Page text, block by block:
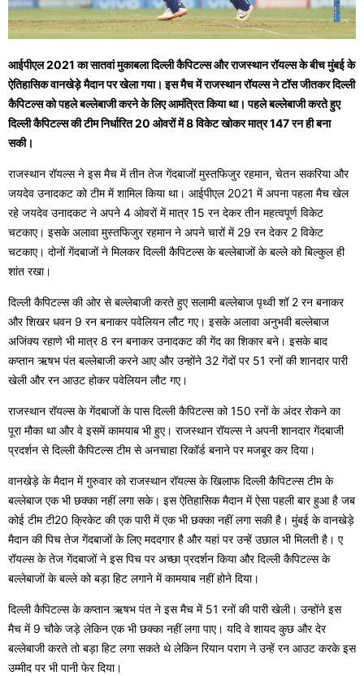
आईपीएल 2021 का सातवां मुकाबला दिल्ली कैपिटल्स और राजस्थान रॉयल्स के बीच मुंबई के
ऐतिहासिक वानखेड़े मैदान पर खेला गया। इस मैच में राजस्थान रॉयल्स ने टॉस जीतकर दिल्ली
कैपिटल्स को पहले बल्लेबाजी करने के लिए आमंत्रित किया था। पहले बल्लेबाजी करते हुए
दिल्ली कैपिटल्स की टीम निर्धारित 20 ओवरों में 8 विकेट खोकर मात्र 147 रन ही बना
सकी।
राजस्थान रॉयल्स ने इस मैच में तीन तेज गेंदबाजों मुस्तफिजुर रहमान, चेतन सकरिया और
जयदेव उनादकट को टीम में शामिल किया था। आईपीएल 2021 में अपना पहला मैच खेल
रहे जयदेव उनादकट ने अपने 4 ओवरों में मात्र 15 रन देकर तीन महत्वपूर्ण विकेट
चटकाए। इसके अलावा मुस्तफिजुर रहमान ने अपने चारों में 29 रन देकर 2 विकेट
चटकाए। दोनों गेंदबाजों ने मिलकर दिल्ली कैपिटल्स के बल्लेबाजों के बल्ले को बिल्कुल ही
शांत रखा।
दिल्ली कैपिटल्स की ओर से बल्लेबाजी करते हुए सलामी बल्लेबाज पृथ्वी शॉ 2 रन बनाकर
और शिखर धवन 9 रन बनाकर पवेलियन लौट गए। इसके अलावा अनुभवी बल्लेबाज
अजिंक्य रहाणे भी मात्र 8 रन बनाकर उनादकट की गेंद का शिकार बने। इसके बाद
कप्तान ऋषभ पंत बल्लेबाजी करने आए और उन्होंने 32 गेंदों पर 51 रनों की शानदार पारी
खेली और रन आउट होकर पवेलियन लौट गए।
राजस्थान रॉयल्स के गेंदबाजों के पास दिल्ली कैपिटल्स को 150 रनों के अंदर रोकने का
पूरा मौका था और वे इसमें कामयाब भी हुए। राजस्थान रॉयल्स ने अपनी शानदार गेंदबाजी
प्रदर्शन से दिल्ली कैपिटल्स टीम से अनचाहा रिकॉर्ड बनाने पर मजबूर कर दिया।
वानखेड़े के मैदान में गुरुवार को राजस्थान रॉयल्स के खिलाफ दिल्ली कैपिटल्स टीम के
बल्लेबाज एक भी छक्का नहीं लगा सके। इस ऐतिहासिक मैदान में ऐसा पहली बार हुआ है जब
कोई टीम टी20 क्रिकेट की एक पारी में एक भी छक्का नहीं लगा सकी है। मुंबई के वानखेड़े
मैदान की पिच तेज गेंदबाजों के लिए मददगार है और यहां पर उन्हें उछाल भी मिलती है। ए
रॉयल्स के तेज गेंदबाजों ने इस पिच पर अच्छा प्रदर्शन किया और दिल्ली कैपिटल्स के
बल्लेबाजों के बल्ले को बड़ा हिट लगाने में कामयाब नहीं होने दिया।
दिल्ली कैपिटल्स के कप्तान ऋषभ पंत ने इस मैच में 51 रनों की पारी खेली। उन्होंने इस
मैच में 9 चौके जड़े लेकिन एक भी छक्का नहीं लगा पाए। यदि वे शायद कुछ और देर
बल्लेबाजी करते तो बड़ा हिट लगा सकते थे लेकिन रियान पराग ने उन्हें रन आउट करके इस
उम्मीद पर भी पानी फेर दिया।